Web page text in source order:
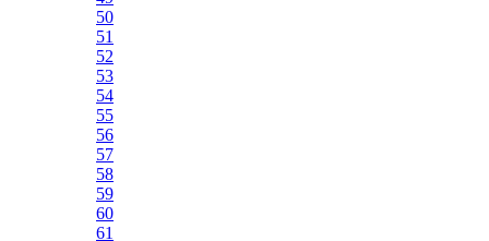
50
51
52
53
54
55
56
57
58
59
60
61